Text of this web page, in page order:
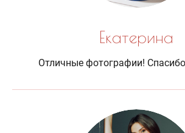
Екатерина
Отличные фотографии!